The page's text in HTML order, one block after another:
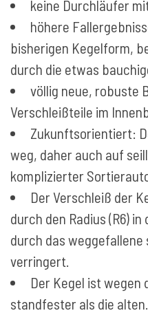
keine Durchläufer
höhere
bisherigen Kegelform,
durch die etwas
völlig neue, robuste
Verschleißteile im
Zukunftsorientiert:
weg, daher auch auf
komplizierter
Der Verschleiß der
durch den Radius (R6)
durch das
verringert.
Der Kegel ist wegen
standfester als die alten.